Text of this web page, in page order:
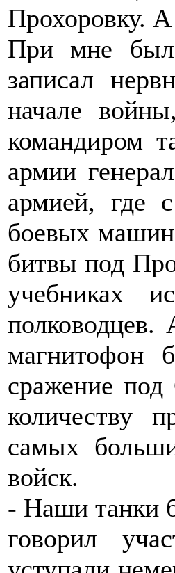
Прохоровку.
При мне был
записал
начале
командиром
армии
армией, где
боевых
битвы под
учебниках
полководцев.
магнитофон
сражение
количеству
самых
войск.
- Наши танки
говорил